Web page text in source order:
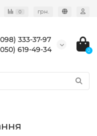
0 грн.
333-37-97
619-49-34
0